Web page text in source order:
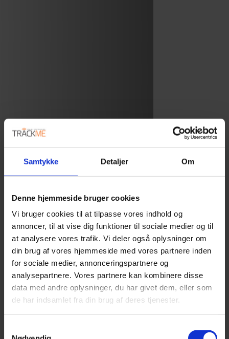
Samtykke Detaljer Om
Denne hjemmeside bruger cookies
Vi bruger cookies til at tilpasse vores indhold og
annoncer, til at vise dig funktioner til sociale medier og til
at analysere vores trafik. Vi deler også oplysninger om
din brug af vores hjemmeside med vores partnere inden
for sociale medier, annonceringspartnere og
analysepartnere. Vores partnere kan kombinere disse
data med andre oplysninger, du har givet dem, eller som
de har indsamlet fra din brug af deres tjenester.